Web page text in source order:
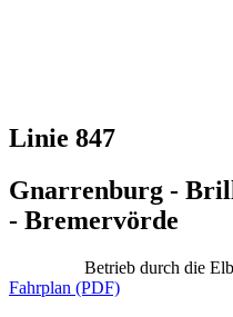
Linie 847
Gnarrenburg -
- Bremervörde
Betrieb durch die
Fahrplan (PDF)